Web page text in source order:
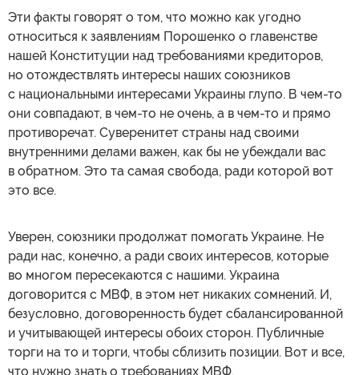
Эти факты говорят о том, что можно как угодно
относиться к заявлениям Порошенко о главенстве
нашей Конституции над требованиями кредиторов,
но отождествлять интересы наших союзников
с национальными интересами Украины глупо. В чем-то
они совпадают, в чем-то не очень, а в чем-то и прямо
противоречат. Суверенитет страны над своими
внутренними делами важен, как бы не убеждали вас
в обратном. Это та самая свобода, ради которой вот
это все.
Уверен, союзники продолжат помогать Украине. Не
ради нас, конечно, а ради своих интересов, которые
во многом пересекаются с нашими. Украина
договорится с МВФ, в этом нет никаких сомнений. И,
безусловно, договоренность будет сбалансированной
и учитывающей интересы обоих сторон. Публичные
торги на то и торги, чтобы сблизить позиции. Вот и все,
что нужно знать о требованиях МВФ.